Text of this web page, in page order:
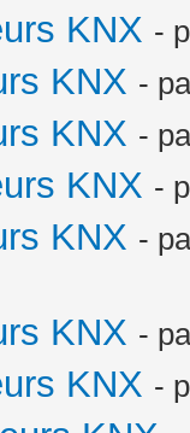
KNX -
KNX -
KNX -
KNX -
KNX -
KNX -
KNX -